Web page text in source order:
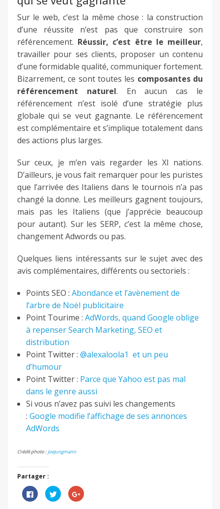
Sur le web, c’est la même chose : la construction
d’une réussite n’est pas que construire son
référencement. Réussir, c’est être le meilleur,
travailler pour ses clients, proposer un contenu
d’une formidable qualité, communiquer fortement.
Bizarrement, ce sont toutes les composantes du
référencement naturel. En aucun cas le
référencement n’est isolé d’une stratégie plus
globale qui se veut gagnante. Le référencement
est complémentaire et s’implique totalement dans
des actions plus larges.
Sur ceux, je m’en vais regarder les XI nations.
D’ailleurs, je vous fait remarquer pour les puristes
que l’arrivée des Italiens dans le tournois n’a pas
changé la donne. Les meilleurs gagnent toujours,
mais pas les Italiens (que j’apprécie beaucoup
pour autant). Sur les SERP, c’est la même chose,
changement Adwords ou pas.
Quelques liens intéressants sur le sujet avec des
avis complémentaires, différents ou sectoriels :
Points SEO : Abondance et l’avènement de
l’arbre de Noël publicitaire
Point Tourime : AdWords, quand Google oblige
à repenser Search Marketing, SEO et
distribution
Point Twitter : @alexaloola1 et un peu
d’humour
Point Twitter : Parce que Yahoo est pas mal
dans le genre aussi
Si vous n’avez pas suivi les changements
: Google modifie l’affichage de ses annonces
AdWords
Crédit photo : joejungmann
Partager :
Cliquez
pour
partager
Cliquez
pour
partager
Cliquez
pour